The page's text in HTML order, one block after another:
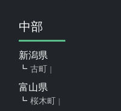
中部
新潟県
古町
富山県
桜木町